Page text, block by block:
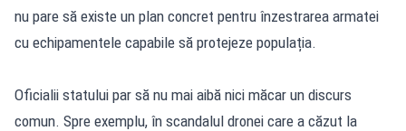
nu pare să existe un plan concret pentru înzestrarea armatei
cu echipamentele capabile să protejeze populația.
Oficialii statului par să nu mai aibă nici măcar un discurs
comun. Spre exemplu, în scandalul dronei care a căzut la